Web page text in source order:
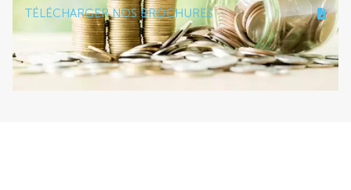
TÉLÉCHARGER NOS BROCHURES